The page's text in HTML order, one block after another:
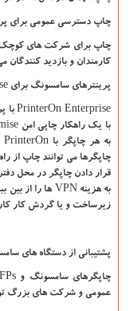
چاپ دسترسی عمومی برای
چاپ برای شرکت های کوچک
کارمندان و بازدید کنندگان
پرینترهای سامسونگ برای
PrinterOn Enterpriseبا
با یک راهکار چاپی امن
به هر چاپگر با PrinterOn
چاپگرها می توانند چاپ از
قرار دادن چاپگر در محل
به هزینه VPN ها را از بین
زیرساخت و یا گردش کار
پشتیبانی از دستگاه های
چاپگرهای سامسونگ و
عمومی و شرکت های بزرگ